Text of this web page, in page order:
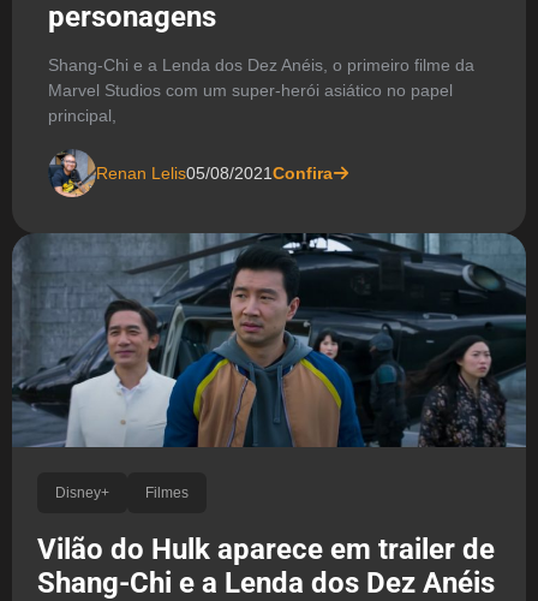
personagens
Shang-Chi e a Lenda dos Dez Anéis, o primeiro filme da
Marvel Studios com um super-herói asiático no papel
principal,
Renan Lelis05/08/2021Confira
Disney+ Filmes
Vilão do Hulk aparece em trailer de
Shang-Chi e a Lenda dos Dez Anéis